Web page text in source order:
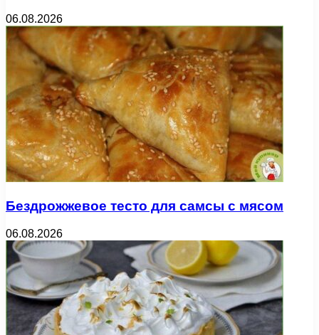
06.08.2026
Бездрожжевое тесто для самсы с мясом
06.08.2026